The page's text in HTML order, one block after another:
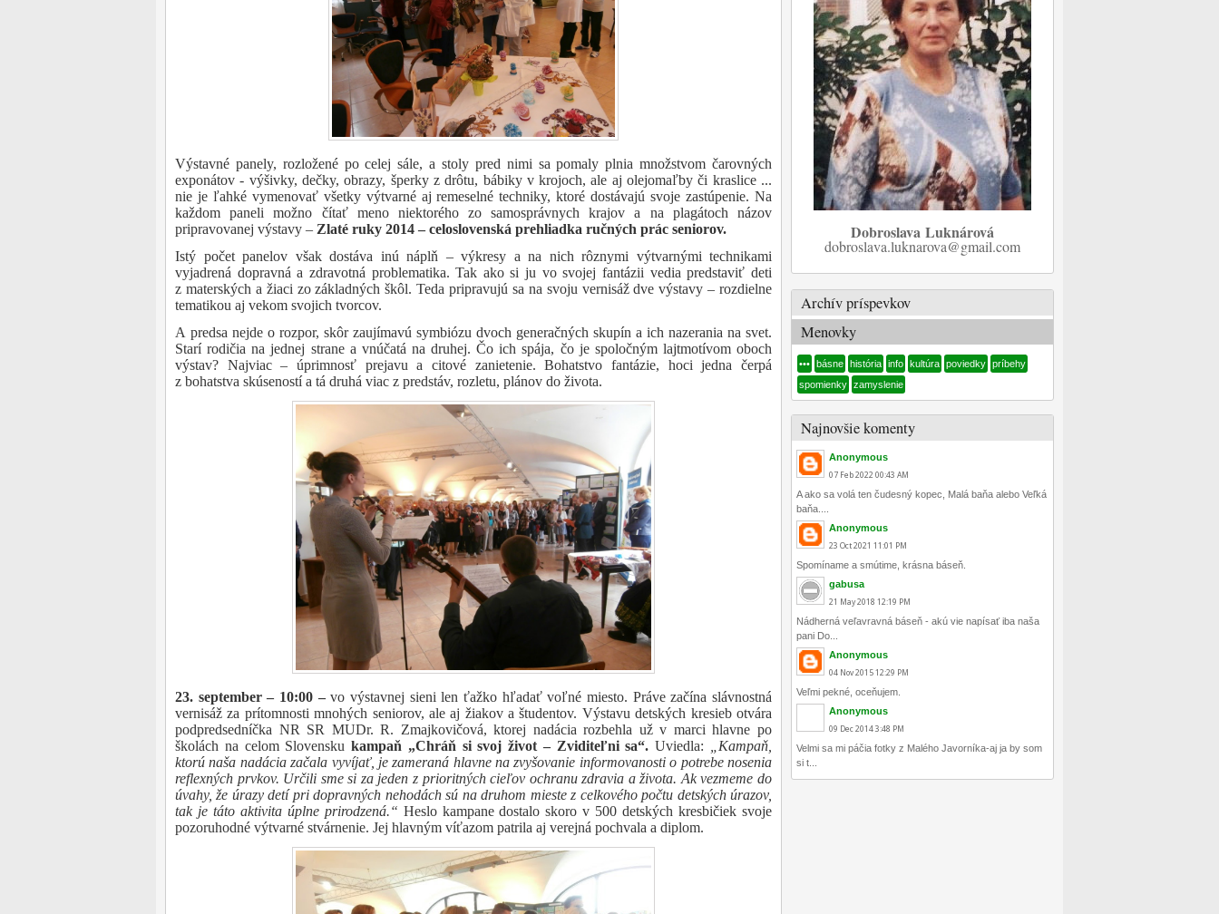
Výstavné panely, rozložené po celej sále, a stoly pred nimi sa pomaly plnia množstvom čarovných
exponátov - výšivky, dečky, obrazy, šperky z drôtu, bábiky v krojoch, ale aj olejomaľby či kraslice ...
nie je ľahké vymenovať všetky výtvarné aj remeselné techniky, ktoré dostávajú svoje zastúpenie. Na
každom paneli možno čítať meno niektorého zo samosprávnych krajov a na plagátoch názov
pripravovanej výstavy – Zlaté ruky 2014 – celoslovenská prehliadka ručných prác seniorov.
Istý počet panelov však dostáva inú náplň – výkresy a na nich rôznymi výtvarnými technikami
vyjadrená dopravná a zdravotná problematika. Tak ako si ju vo svojej fantázii vedia predstaviť deti
z materských a žiaci zo základných škôl. Teda pripravujú sa na svoju vernisáž dve výstavy – rozdielne
tematikou aj vekom svojich tvorcov.
A predsa nejde o rozpor, skôr zaujímavú symbiózu dvoch generačných skupín a ich nazerania na svet.
Starí rodičia na jednej strane a vnúčatá na druhej. Čo ich spája, čo je spoločným lajtmotívom oboch
výstav? Najviac – úprimnosť prejavu a citové zanietenie. Bohatstvo fantázie, hoci jedna čerpá
z bohatstva skúseností a tá druhá viac z predstáv, rozletu, plánov do života.
23. september – 10:00 –vo výstavnej sieni len ťažko hľadať voľné miesto. Práve začína slávnostná
vernisáž za prítomnosti mnohých seniorov, ale aj žiakov a študentov. Výstavu detských kresieb otvára
podpredsedníčka NR SR MUDr. R. Zmajkovičová, ktorej nadácia rozbehla už v marci hlavne po
školách na celom Slovenskukampaň „Chráň si svoj život – Zviditeľni sa“. Uviedla:
„Kampaň,
ktorú naša nadácia začala vyvíjať, je zameraná hlavne na zvyšovanie informovanosti o potrebe nosenia
reflexných prvkov. Určili sme si za jeden z prioritných cieľov ochranu zdravia a života. Ak vezmeme do
úvahy, že úrazy detí pri dopravných nehodách sú na druhom mieste z celkového počtu detských úrazov,
tak je táto aktivita úplne prirodzená.“ Heslo kampane dostalo skoro v 500 detských kresbičiek svoje
pozoruhodné výtvarné stvárnenie. Jej hlavným víťazom patrila aj verejná pochvala a diplom.
Dobroslava Luknárová
dobroslava.luknarova@gmail.com
Archív príspevkov
Menovky
••• básne história info kultúra poviedky príbehy
spomienky zamyslenie
Najnovšie komenty
Anonymous
07 Feb 2022 00:43 AM
A ako sa volá ten čudesný kopec, Malá baňa alebo Veľká
baňa....
Anonymous
23 Oct 2021 11:01 PM
Spomíname a smútime, krásna báseň.
gabusa
21 May 2018 12:19 PM
Nádherná veľavravná báseň - akú vie napísať iba naša
pani Do...
Anonymous
04 Nov 2015 12:29 PM
Veľmi pekné, oceňujem.
Anonymous
09 Dec 2014 3:48 PM
Velmi sa mi páčia fotky z Malého Javorníka-aj ja by som
si t...